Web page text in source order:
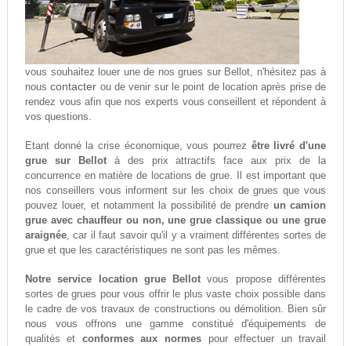
vous souhaitez louer une de nos grues sur Bellot, n'hésitez pas à
nouscontacter ou de venir sur le point de location après prise de
rendez vous afin que nos experts vous conseillent et répondent à
vos questions.
Etant donné la crise économique, vous pourrez être livré d'une
grue sur Bellotà des prix attractifs face aux prix de la
concurrence en matière de locations de grue. Il est important que
nos conseillers vous informent sur les choix de grues que vous
pouvez louer, et notamment la possibilité de prendre un camion
grue avec chauffeur ou non, une grue classique ou une grue
araignée, car il faut savoir qu'il y a vraiment différentes sortes de
grue et que les caractéristiques ne sont pas les mêmes.
Notre service location grue Bellot vous propose différentes
sortes de grues pour vous offrir le plus vaste choix possible dans
le cadre de vos travaux de constructions ou démolition. Bien sûr
nous vous offrons une gamme constitué d'équipements de
qualités et conformes aux normes pour effectuer un travail